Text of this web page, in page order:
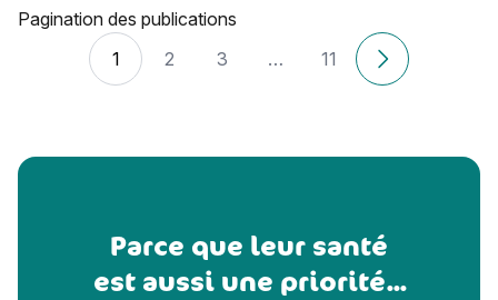
Pagination des publications
1
2 3 … 11
Anciens
Parce que leur santé
est aussi une priorité...